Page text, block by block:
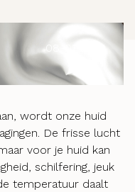
08-01-2024
wordt onze huid
De frisse lucht
voor je huid kan
schilfering, jeuk
temperatuur daalt